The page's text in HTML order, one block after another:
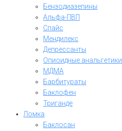
Бензодиазепины
Альфа-ПВП
Спайс
Мендилекс
Депрессанты
Опиоидные анальгетики
МДМА
Барбитураты
Баклофен
Триганде
Ломка
Баклосан